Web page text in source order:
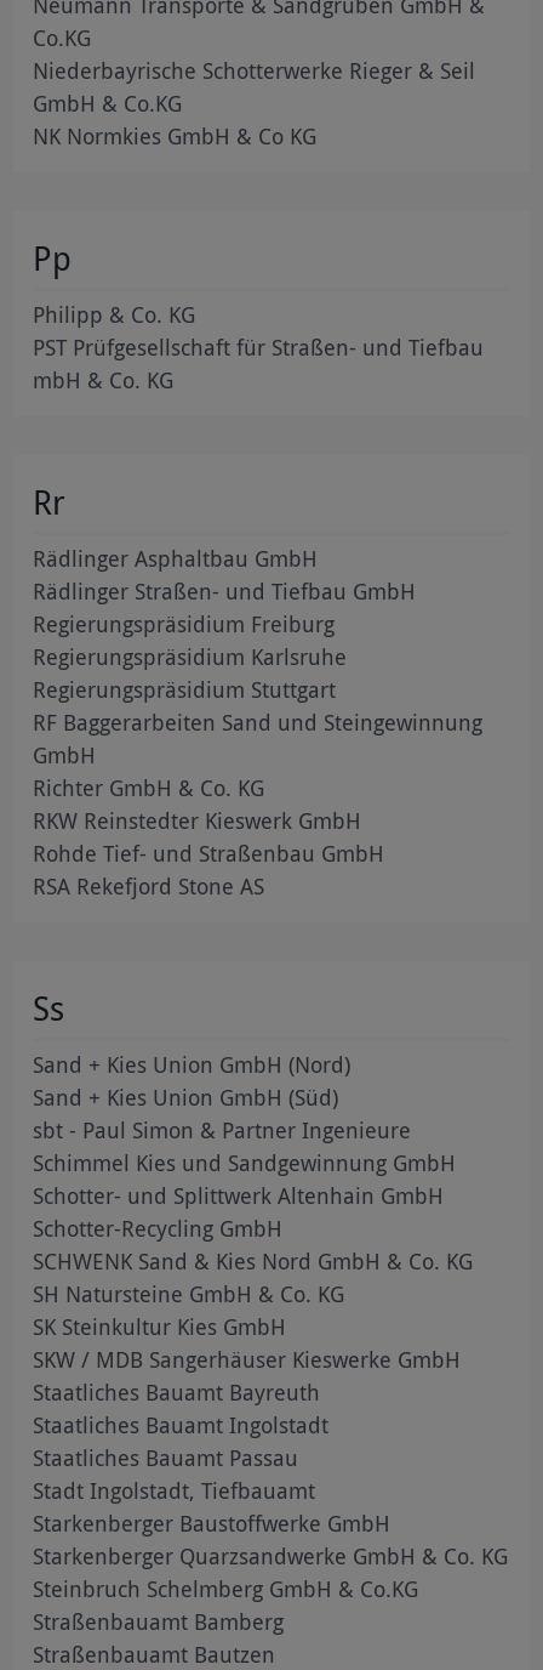
Co.KG
Niederbayrische Schotterwerke Rieger & Seil
GmbH & Co.KG
NK Normkies GmbH & Co KG
Pp
Philipp & Co. KG
PST Prüfgesellschaft für Straßen- und Tiefbau
mbH & Co. KG
Rr
Rädlinger Asphaltbau GmbH
Rädlinger Straßen- und Tiefbau GmbH
Regierungspräsidium Freiburg
Regierungspräsidium Karlsruhe
Regierungspräsidium Stuttgart
RF Baggerarbeiten Sand und Steingewinnung
GmbH
Richter GmbH & Co. KG
RKW Reinstedter Kieswerk GmbH
Rohde Tief- und Straßenbau GmbH
RSA Rekefjord Stone AS
Ss
Sand + Kies Union GmbH (Nord)
Sand + Kies Union GmbH (Süd)
sbt - Paul Simon & Partner Ingenieure
Schimmel Kies und Sandgewinnung GmbH
Schotter- und Splittwerk Altenhain GmbH
Schotter-Recycling GmbH
SCHWENK Sand & Kies Nord GmbH & Co. KG
SH Natursteine GmbH & Co. KG
SK Steinkultur Kies GmbH
SKW / MDB Sangerhäuser Kieswerke GmbH
Staatliches Bauamt Bayreuth
Staatliches Bauamt Ingolstadt
Staatliches Bauamt Passau
Stadt Ingolstadt, Tiefbauamt
Starkenberger Baustoffwerke GmbH
Starkenberger Quarzsandwerke GmbH & Co. KG
Steinbruch Schelmberg GmbH & Co.KG
Straßenbauamt Bamberg
Straßenbauamt Bautzen